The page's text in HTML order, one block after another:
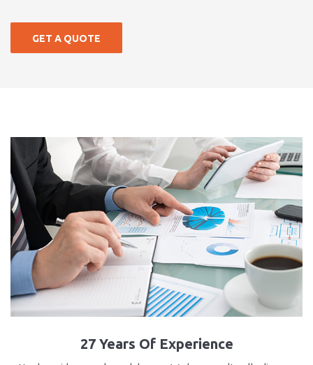
GET A QUOTE
27 Years Of Experience